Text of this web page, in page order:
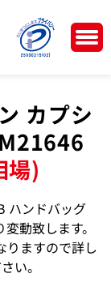
カプシ
場)
ハンドバッグ
動致します。
りますので詳し
い。